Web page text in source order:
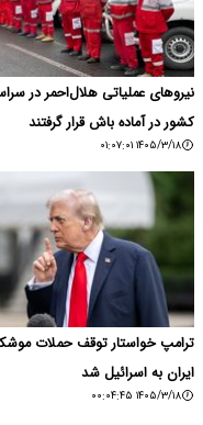
نیروهای عملیاتی هلال‌احمر در
کشور در آماده باش قرار گرفتند
۱۴۰۵/۳/۱۸ ۰۱:۰۷:۰۱
ترامپ خواستار توقف حملات
ایران به اسرائیل شد
۱۴۰۵/۳/۱۸ ۰۰:۰۴:۴۵